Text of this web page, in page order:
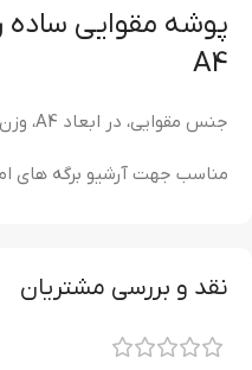
A4
جنس مقوایی، در ابعاد A4، وزن پوشه معادل با ۲۳۰ گرم
مناسب جهت آرشیو برگه های
نقد و بررسی مشتریان